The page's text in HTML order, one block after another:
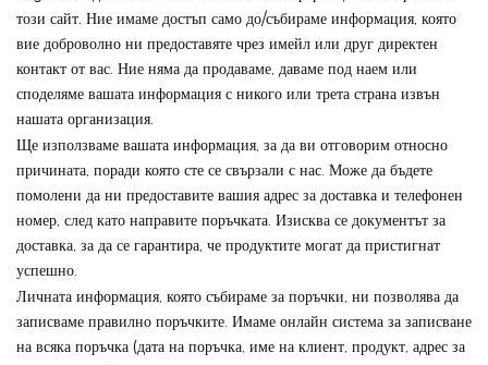
този сайт. Ние имаме достъп само до/събираме информация, която
вие доброволно ни предоставяте чрез имейл или друг директен
контакт от вас. Ние няма да продаваме, даваме под наем или
споделяме вашата информация с никого или трета страна извън
нашата организация.
Ще използваме вашата информация, за да ви отговорим относно
причината, поради която сте се свързали с нас. Може да бъдете
помолени да ни предоставите вашия адрес за доставка и телефонен
номер, след като направите поръчката. Изисква се документът за
доставка, за да се гарантира, че продуктите могат да пристигнат
успешно.
Личната информация, която събираме за поръчки, ни позволява да
записваме правилно поръчките. Имаме онлайн система за записване
на всяка поръчка (дата на поръчка, име на клиент, продукт, адрес за